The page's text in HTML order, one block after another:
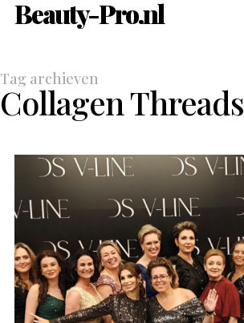
Beauty-Pro.nl
Tag archieven
Collagen Threads